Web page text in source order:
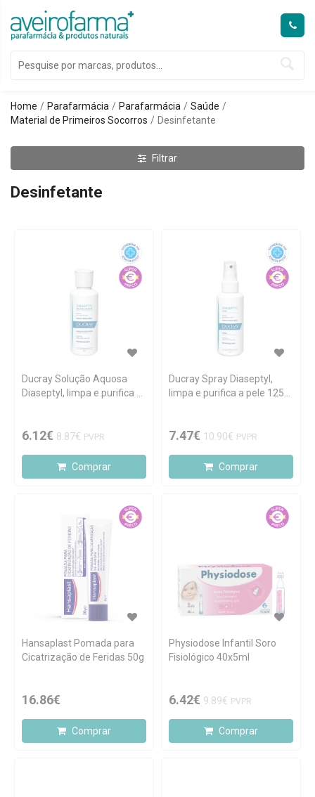
Home Parafarmácia Parafarmácia
Saúde
Material de Primeiros Socorros
Desinfetante
Filtrar
Desinfetante
Ducray Solução Aquosa
Diaseptyl, limpa e purifica a
6.12€ 8.87€ PVPR
Comprar
Ducray Spray Diaseptyl,
limpa e purifica a pele 125
7.47€ 10.90€ PVPR
Comprar
Hansaplast Pomada para
Cicatrização de Feridas 50g
16.86€
Comprar
Physiodose Infantil Soro
Fisiológico 40x5ml
6.42€ 9.89€ PVPR
Comprar